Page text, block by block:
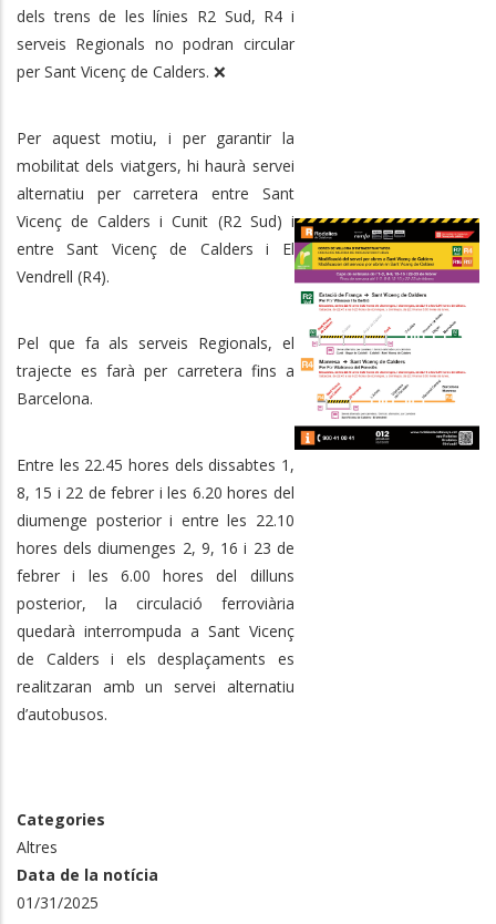
dels trens de les línies R2 Sud, R4 i
serveis Regionals no podran circular
per Sant Vicenç de Calders. ❌
Per aquest motiu, i per garantir la
mobilitat dels viatgers, hi haurà servei
alternatiu per carretera entre Sant
Vicenç de Calders i Cunit (R2 Sud) i
entre Sant Vicenç de Calders i El
Vendrell (R4).
Pel que fa als serveis Regionals, el
trajecte es farà per carretera fins a
Barcelona.
Entre les 22.45 hores dels dissabtes 1,
8, 15 i 22 de febrer i les 6.20 hores del
diumenge posterior i entre les 22.10
hores dels diumenges 2, 9, 16 i 23 de
febrer i les 6.00 hores del dilluns
posterior, la circulació ferroviària
quedarà interrompuda a Sant Vicenç
de Calders i els desplaçaments es
realitzaran amb un servei alternatiu
d’autobusos.
Categories
Altres
Data de la notícia
01/31/2025